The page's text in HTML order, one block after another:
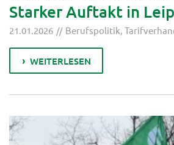
Starker Auftakt in
21.01.2026 Berufspolitik,
WEITERLESEN